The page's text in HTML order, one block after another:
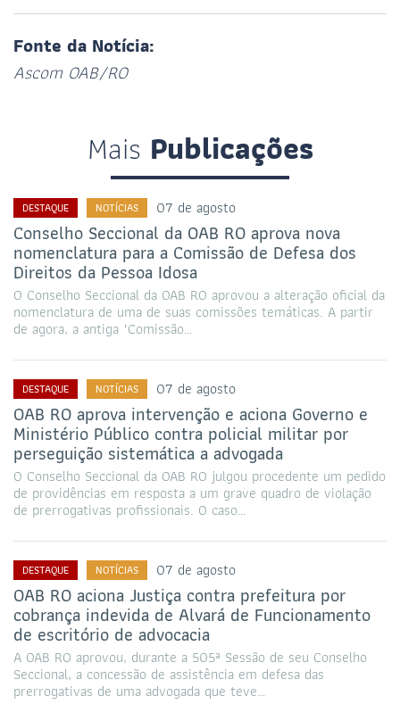
Fonte da Notícia:
Ascom OAB/RO
Mais Publicações
DESTAQUE NOTÍCIAS 07 de agosto
Conselho Seccional da OAB RO aprova nova
nomenclatura para a Comissão de Defesa dos
Direitos da Pessoa Idosa
O Conselho Seccional da OAB RO aprovou a alteração oficial da
nomenclatura de uma de suas comissões temáticas. A partir
de agora, a antiga "Comissão…
DESTAQUE NOTÍCIAS 07 de agosto
OAB RO aprova intervenção e aciona Governo e
Ministério Público contra policial militar por
perseguição sistemática a advogada
O Conselho Seccional da OAB RO julgou procedente um pedido
de providências em resposta a um grave quadro de violação
de prerrogativas profissionais. O caso…
DESTAQUE NOTÍCIAS 07 de agosto
OAB RO aciona Justiça contra prefeitura por
cobrança indevida de Alvará de Funcionamento
de escritório de advocacia
A OAB RO aprovou, durante a 505ª Sessão de seu Conselho
Seccional, a concessão de assistência em defesa das
prerrogativas de uma advogada que teve…